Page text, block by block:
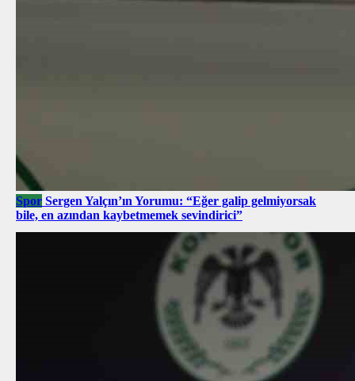
Spor Sergen Yalçın’ın Yorumu: “Eğer galip gelmiyorsak
bile, en azından kaybetmemek sevindirici”